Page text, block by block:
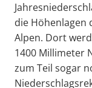
die Höhenlagen
Alpen. Dort
1400 Millimeter
zum Teil sogar